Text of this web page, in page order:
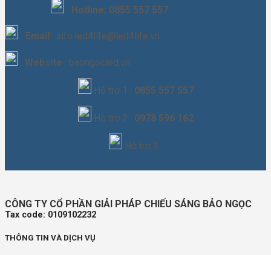
Hotline: 0855 557 557
Email : info.led4life@led4life.vn
Website : baongocled.vn
Hỗ trợ 1 : 0855 557 557
Hỗ trợ 2 : 0978 596 162
Hỗ trợ 3 :
CÔNG TY CỔ PHẦN GIẢI PHÁP CHIẾU SÁNG BẢO NGỌC
Tax code: 0109102232
THÔNG TIN VÀ DỊCH VỤ